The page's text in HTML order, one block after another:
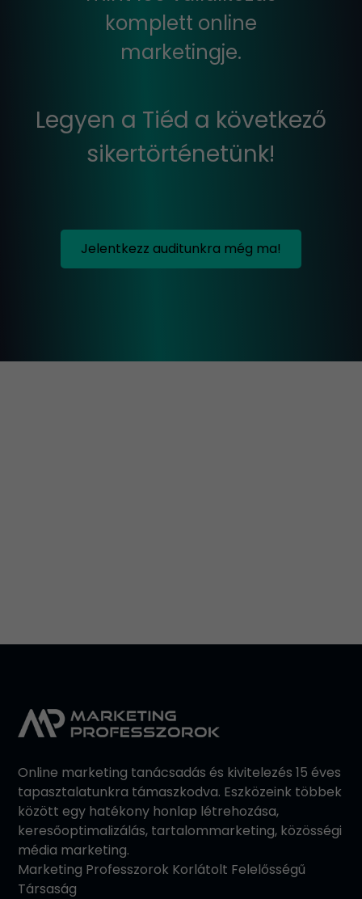
komplett online
marketingje.
Legyen a Tiéd a következő
sikertörténetünk!
Jelentkezz auditunkra még ma!
Online marketing tanácsadás és kivitelezés 15 éves
tapasztalatunkra támaszkodva. Eszközeink többek
között egy hatékony honlap létrehozása,
keresőoptimalizálás, tartalommarketing, közösségi
média marketing.
Marketing Professzorok Korlátolt Felelősségű
Társaság